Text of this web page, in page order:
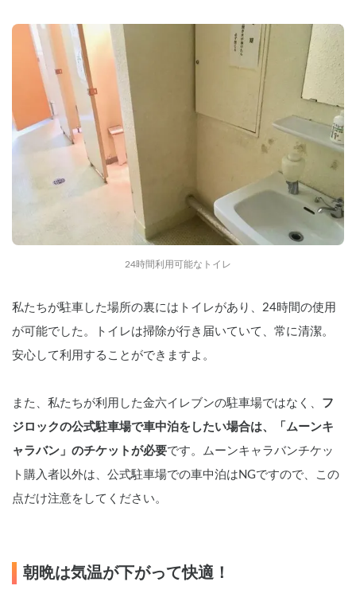
24時間利用可能なトイレ
私たちが駐車した場所の裏にはトイレがあり、24時間の使用
が可能でした。トイレは掃除が行き届いていて、常に清潔。
安心して利用することができますよ。
また、私たちが利用した金六イレブンの駐車場ではなく、 フ
ジロックの公式駐車場で車中泊をしたい場合は、「ムーンキ
ャラバン」のチケットが必要です。ムーンキャラバンチケッ
ト購入者以外は、公式駐車場での車中泊はNGですので、この
点だけ注意をしてください。
朝晩は気温が下がって快適！